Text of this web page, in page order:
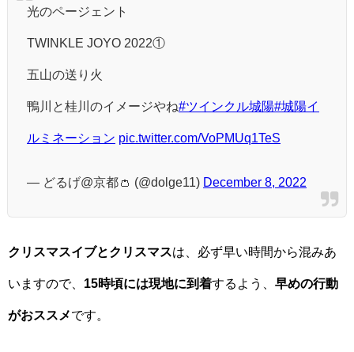
光のページェント
TWINKLE JOYO 2022①
五山の送り火
鴨川と桂川のイメージやね#ツインクル城陽#城陽イ
ルミネーション pic.twitter.com/VoPMUq1TeS
— どるげ@京都👛 (@dolge11) December 8, 2022
クリスマスイブとクリスマスは、必ず早い時間から混みあ
いますので、 15時頃には現地に到着するよう、 早めの行動
がおススメです。